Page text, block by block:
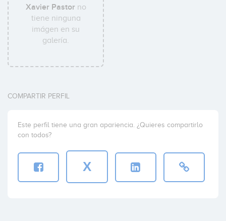
Xavier Pastor no
tiene ninguna
imágen en su
galería.
COMPARTIR PERFIL
Este perfil tiene una gran apariencia. ¿Quieres compartirlo
con todos?
X